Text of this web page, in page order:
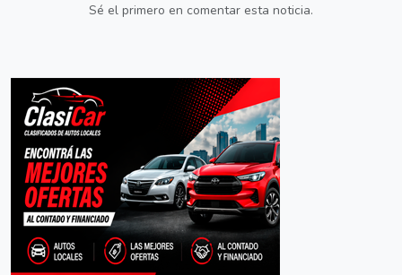
Sé el primero en comentar esta noticia.